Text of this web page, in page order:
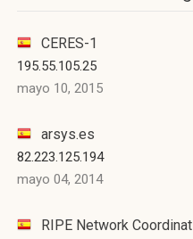
CERES-1
195.55.105.25
mayo 10, 2015
arsys.es
82.223.125.194
mayo 04, 2014
RIPE Network